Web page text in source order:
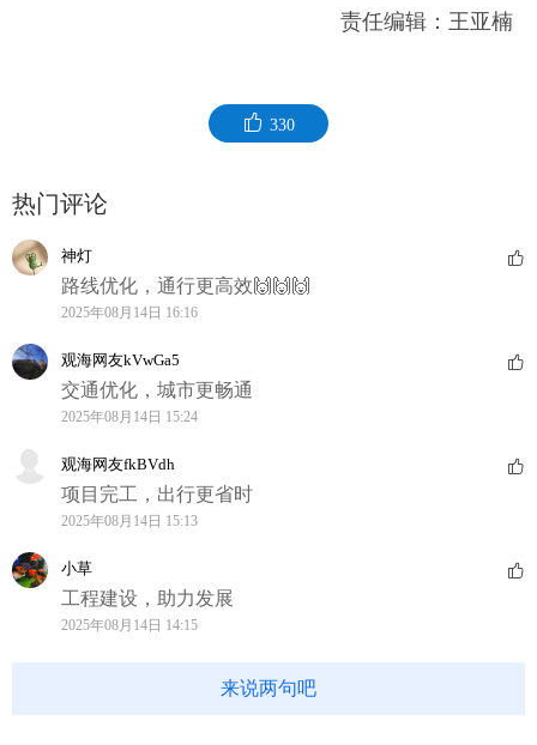
责任编辑：王亚楠
330
热门评论
神灯
路线优化，通行更高效🙌🙌🙌
2025年08月14日 16:16
观海网友kVwGa5
交通优化，城市更畅通
2025年08月14日 15:24
观海网友fkBVdh
项目完工，出行更省时
2025年08月14日 15:13
小草
工程建设，助力发展
2025年08月14日 14:15
来说两句吧